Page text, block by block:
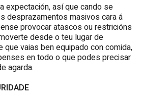
expectación, así que cando se
desprazamentos masivos cara á
provocar atascos ou restricións
desde o teu lugar de
que vaias ben equipado con comida,
en todo o que podes precisar
agarda.